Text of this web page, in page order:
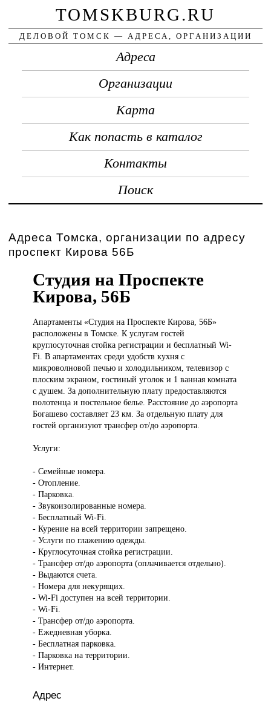
TOMSKBURG.RU
ДЕЛОВОЙ ТОМСК — АДРЕСА, ОРГАНИЗАЦИИ
Адреса
Организации
Карта
Как попасть в каталог
Контакты
Поиск
Адреса Томска, организации по адресу
проспект Кирова 56Б
Студия на Проспекте
Кирова, 56Б
Апартаменты «Студияна Проспекте Кирова, 56Б»
расположены в Томске. К услугам гостей
круглосуточная стойка регистрации и бесплатный Wi-
Fi. В апартаментах среди удобств кухня с
микроволновой печью и холодильником, телевизор с
плоским экраном, гостиный уголок и 1 ванная комната
с душем. За дополнительную плату предоставляются
полотенца и постельное белье. Расстояние до аэропорта
Богашево составляет 23 км. За отдельную плату для
гостей организуют трансфер от/до аэропорта.
Услуги:
- Семейные номера.
- Отопление.
- Парковка.
- Звукоизолированные номера.
- Бесплатный Wi-Fi.
- Курение на всей территории запрещено.
- Услуги по глажению одежды.
- Круглосуточная стойка регистрации.
- Трансфер от/до аэропорта (оплачивается отдельно).
- Выдаются счета.
- Номера для некурящих.
- Wi-Fi доступен на всей территории.
- Wi-Fi.
- Трансфер от/до аэропорта.
- Ежедневная уборка.
- Бесплатная парковка.
- Парковка на территории.
- Интернет.
Адрес